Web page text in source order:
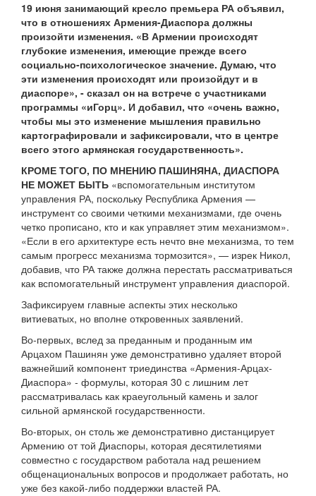
19 июня занимающий кресло премьера РА объявил,
что в отношениях Армения-Диаспора должны
произойти изменения. «В Армении происходят
глубокие изменения, имеющие прежде всего
социально-психологическое значение. Думаю, что
эти изменения происходят или произойдут и в
диаспоре», - сказал он на встрече с участниками
программы «иГорц». И добавил, что «очень важно,
чтобы мы это изменение мышления правильно
картографировали и зафиксировали, что в центре
всего этого армянская государственность».
КРОМЕ ТОГО, ПО МНЕНИЮ ПАШИНЯНА, ДИАСПОРА
НЕ МОЖЕТ БЫТЬ «вспомогательным институтом
управления РА, поскольку Республика Армения —
инструмент со своими четкими механизмами, где очень
четко прописано, кто и как управляет этим механизмом».
«Если в его архитектуре есть нечто вне механизма, то тем
самым прогресс механизма тормозится», — изрек Никол,
добавив, что РА также должна перестать рассматриваться
как вспомогательный инструмент управления диаспорой.
Зафиксируем главные аспекты этих несколько
витиеватых, но вполне откровенных заявлений.
Во-первых, вслед за преданным и проданным им
Арцахом Пашинян уже демонстративно удаляет второй
важнейший компонент триединства «Армения-Арцах-
Диаспора» - формулы, которая 30 с лишним лет
рассматривалась как краеугольный камень и залог
сильной армянской государственности.
Во-вторых, он столь же демонстративно дистанцирует
Армению от той Диаспоры, которая десятилетиями
совместно с государством работала над решением
общенациональных вопросов и продолжает работать, но
уже без какой-либо поддержки властей РА.